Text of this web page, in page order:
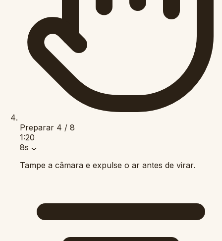
Preparar 4 / 8
1:20
8s
Tampe a câmara e expulse o ar antes de virar.